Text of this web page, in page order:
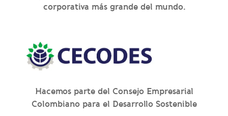
corporativa más grande del mundo.
Hacemos parte del Consejo Empresarial
Colombiano para el Desarrollo Sostenible